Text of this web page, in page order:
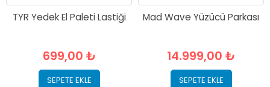
TYR Yedek El Paleti Lastiği
699,00 ₺
SEPETE EKLE
Mad Wave Yüzücü Parkası
14.999,00 ₺
SEPETE EKLE